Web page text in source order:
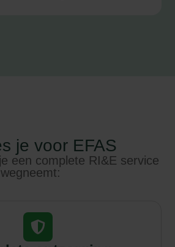
je voor EFAS
een complete RI&E service